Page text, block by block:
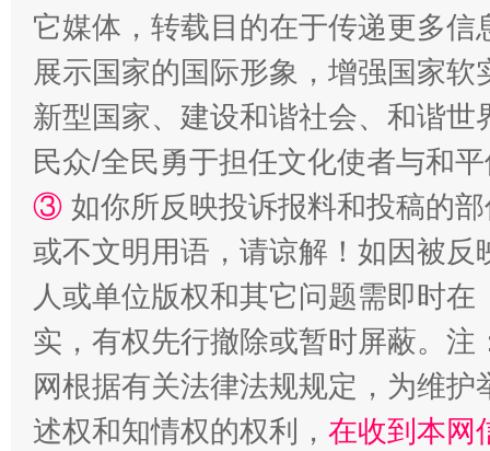
镜头丨大暑三秋近 山西：
它媒体，转载目的在于传递更多
展示国家的国际形象，增强国家
新型国家、建设和谐社会、和谐
民众/全民勇于担任文化使者与和
③ 如你所反映投诉报料和投稿的
或不文明用语，请谅解！如因被
人或单位版权和其它问题需即时在
实，有权先行撤除或暂时屏蔽。
网根据有关法律法规规定，为维
述权和知情权的权利， 在收到本网